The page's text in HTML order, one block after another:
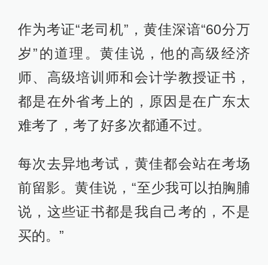
作为考证“老司机”，黄佳深谙“60分万
岁”的道理。黄佳说，他的高级经济
师、高级培训师和会计学教授证书，
都是在外省考上的，原因是在广东太
难考了，考了好多次都通不过。
每次去异地考试，黄佳都会站在考场
前留影。黄佳说，“至少我可以拍胸脯
说，这些证书都是我自己考的，不是
买的。”